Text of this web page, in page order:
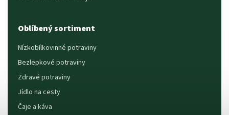
Oblíbený sortiment
Nízkobílkovinné potraviny
Bezlepkové potraviny
Zdravé potraviny
Jídlo na cesty
Čaje a káva